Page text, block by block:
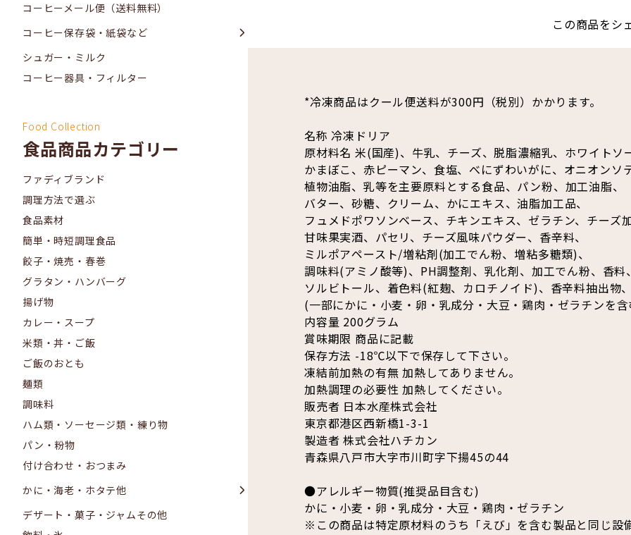
コーヒーメール便（送料無料）
コーヒー保存袋・紙袋など
シュガー・ミルク
コーヒー器具・フィルター
Food Collection
食品商品カテゴリー
ファディブランド
調理方法で選ぶ
食品素材
簡単・時短調理食品
餃子・焼売・春巻
グラタン・ハンバーグ
揚げ物
カレー・スープ
米類・丼・ご飯
ご飯のおとも
麺類
調味料
ハム類・ソーセージ類・練り物
パン・粉物
付け合わせ・おつまみ
かに・海老・ホタテ他
デザート・菓子・ジャムその他
この商品をシ
*冷凍商品はクール便送料が300円（税別）かかります。
名称 冷凍ドリア
原材料名 米(国産)、牛乳、チーズ、脱脂濃縮乳、ホワイトソー
かまぼこ、赤ピーマン、食塩、べにずわいがに、オニオンソテ
植物油脂、乳等を主要原料とする食品、パン粉、加工油脂、
バター、砂糖、クリーム、かにエキス、油脂加工品、
フュメドポワソンベース、チキンエキス、ゼラチン、チーズ加
甘味果実酒、パセリ、チーズ風味パウダー、香辛料、
ミルポアペースト/増粘剤(加工でん粉、増粘多糖類)、
調味料(アミノ酸等)、PH調整剤、乳化剤、加工でん粉、香料、
ソルビトール、着色料(紅麹、カロチノイド)、香辛料抽出物、
(一部にかに・小麦・卵・乳成分・大豆・鶏肉・ゼラチンを含
内容量 200グラム
賞味期限 商品に記載
保存方法 -18℃以下で保存して下さい。
凍結前加熱の有無 加熱してありません。
加熱調理の必要性 加熱してください。
販売者 日本水産株式会社
東京都港区西新橋1-3-1
製造者 株式会社ハチカン
青森県八戸市大字市川町字下揚45の44
●アレルギー物質(推奨品目含む)
かに・小麦・卵・乳成分・大豆・鶏肉・ゼラチン
※この商品は特定原材料のうち「えび」を含む製品と同じ設